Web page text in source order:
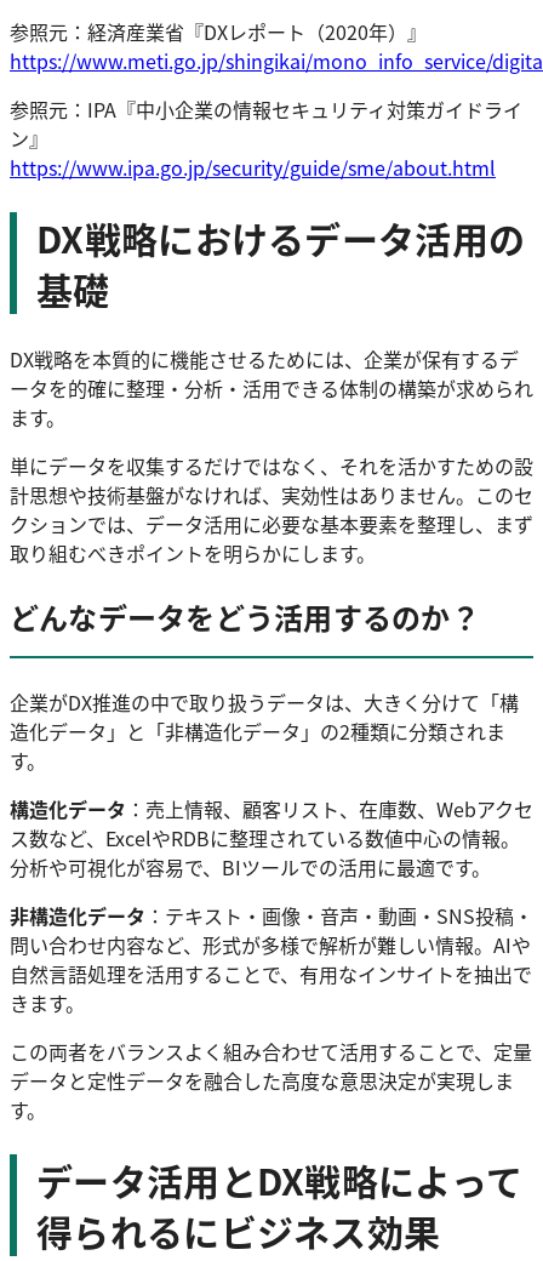
参照元：経済産業省『DXレポート（2020年）』
https://www.meti.go.jp/shingikai/mono_info_service/
参照元：IPA『中小企業の情報セキュリティ対策ガイドライ
ン』
https://www.ipa.go.jp/security/guide/sme/about.html
DX戦略におけるデータ活用の
基礎
DX戦略を本質的に機能させるためには、企業が保有するデ
ータを的確に整理・分析・活用できる体制の構築が求められ
ます。
単にデータを収集するだけではなく、それを活かすための設
計思想や技術基盤がなければ、実効性はありません。このセ
クションでは、データ活用に必要な基本要素を整理し、まず
取り組むべきポイントを明らかにします。
どんなデータをどう活用するのか？
企業がDX推進の中で取り扱うデータは、大きく分けて「構
造化データ」と「非構造化データ」の2種類に分類されま
す。
構造化データ ：売上情報、顧客リスト、在庫数、Webアクセ
ス数など、ExcelやRDBに整理されている数値中心の情報。
分析や可視化が容易で、BIツールでの活用に最適です。
非構造化データ ：テキスト・画像・音声・動画・SNS投稿・
問い合わせ内容など、形式が多様で解析が難しい情報。AIや
自然言語処理を活用することで、有用なインサイトを抽出で
きます。
この両者をバランスよく組み合わせて活用することで、定量
データと定性データを融合した高度な意思決定が実現しま
す。
データ活用とDX戦略によって
得られるにビジネス効果